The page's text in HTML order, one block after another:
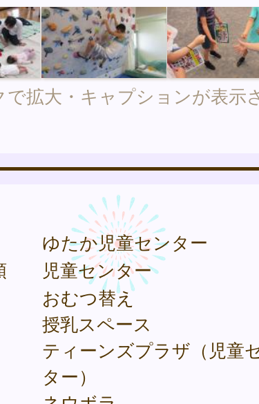
拡大・キャプションが表示
ゆたか児童センター
児童センター
おむつ替え
授乳スペース
ティーンズプラザ（児童
ター）